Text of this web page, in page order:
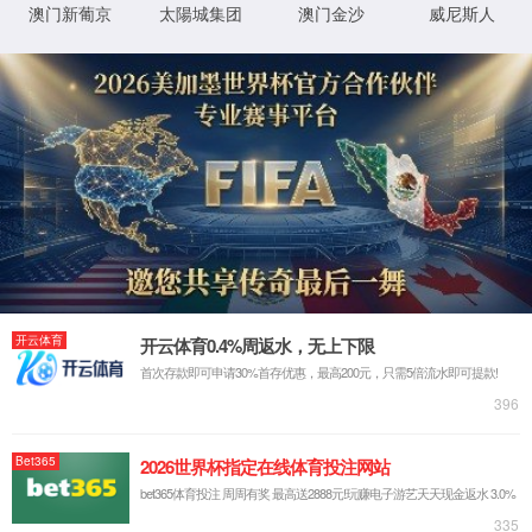
眰锛屽苟鏌ョ湅鏄摢涓ā鍧楀湪璋冪敤 SetStatus銆傛湁鍏充负澶辫
触鐨勮姹傚垱寤鸿窡韪鍒欑殑璇︾粏淇℃伅锛岃鍗曞嚮姝ゅ銆
璇︾粏閿欒淇℃伅:
妯″潡 IIS Web Core
閫氱煡 MapRequestHan
dler
澶勭悊
绋嬪簭
StaticFile
閿欒
浠ｇ爜
0x80070002
璇锋眰
鐨 URL
http://www.yingshangcar.cn:80/Enterp
rise_Atlas/6478013.html
鐗╃悊璺
緞
D:\wwwroot\yingshangcar\wwwroot\E
nterprise_Atlas\6478013.html
鐧诲綍
鏂规硶
鍖垮悕
鐧诲綍
鐢ㄦ埛
鍖垮悕
鎴栫洰褰曞苟閲嶆柊灏濊瘯璇锋眰銆
鏌ョ湅璇︾粏淇℃伅 »